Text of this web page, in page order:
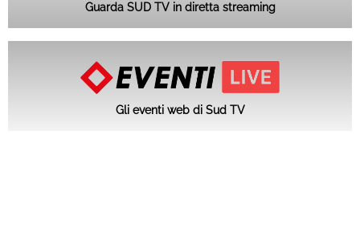
Guarda SUD TV in diretta streaming
Gli eventi web di Sud TV